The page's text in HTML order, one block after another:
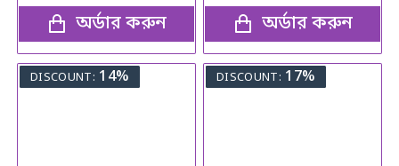
অর্ডার করুন অর্ডার করুন
DISCOUNT: 14% DISCOUNT: 17%